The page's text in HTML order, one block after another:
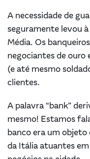
A necessidade de
seguramente levou
Média. Os
negociantes de ouro
(e até mesmo
clientes.
A palavra “bank”
mesmo! Estamos
banco era um objeto
da Itália atuantes